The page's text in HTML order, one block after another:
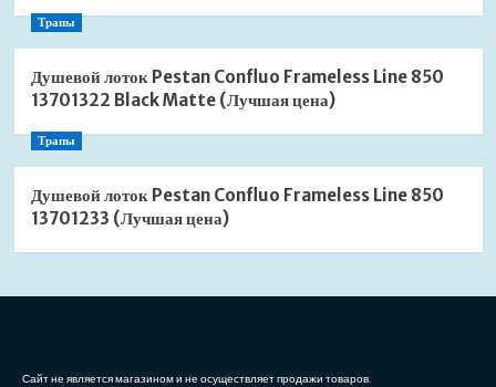
Трапы
Душевой лоток Pestan Confluo Frameless Line 850
13701322 Black Matte (Лучшая цена)
Трапы
Душевой лоток Pestan Confluo Frameless Line 850
13701233 (Лучшая цена)
Сайт не является магазином и не осуществляет продажи товаров.